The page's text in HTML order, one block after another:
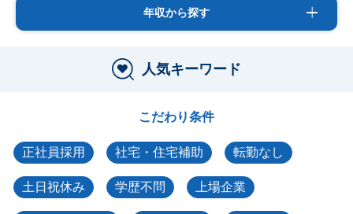
年収から探す
人気キーワード
こだわり条件
正社員採用 社宅・住宅補助 転勤なし
土日祝休み 学歴不問 上場企業